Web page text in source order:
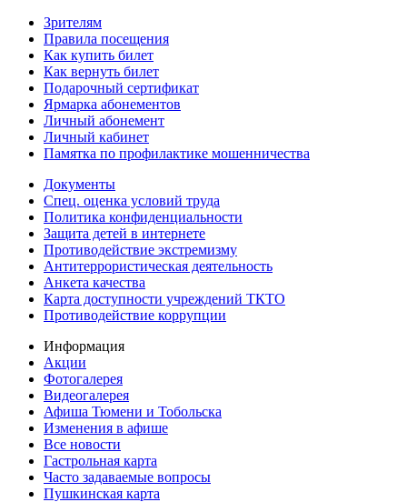
Зрителям
Правила посещения
Как купить билет
Как вернуть билет
Подарочный сертификат
Ярмарка абонементов
Личный абонемент
Личный кабинет
Памятка по профилактике мошенничества
Документы
Спец. оценка условий труда
Политика конфиденциальности
Защита детей в интернете
Противодействие экстремизму
Антитеррористическая деятельность
Анкета качества
Карта доступности учреждений ТКТО
Противодействие коррупции
Информация
Акции
Фотогалерея
Видеогалерея
Афиша Тюмени и Тобольска
Изменения в афише
Все новости
Гастрольная карта
Часто задаваемые вопросы
Пушкинская карта